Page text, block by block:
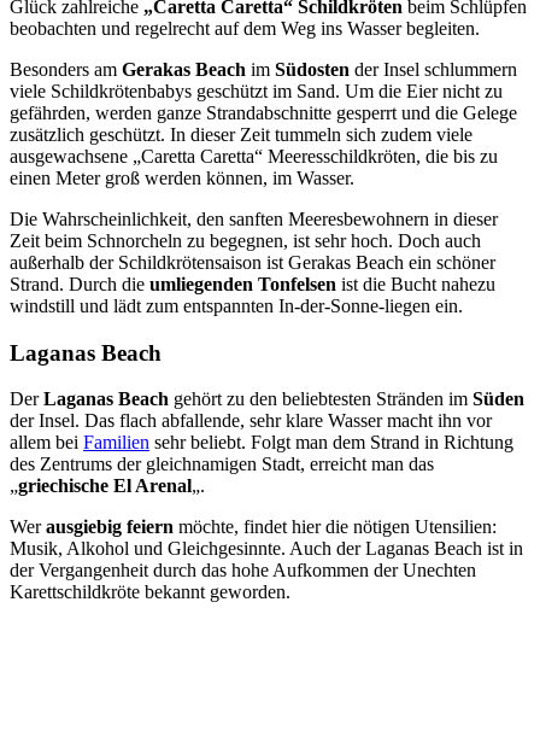
Glück zahlreiche „Caretta Caretta“ Schildkröten beim Schlüpfen
beobachten und regelrecht auf dem Weg ins Wasser begleiten.
Besonders am Gerakas Beach im Südosten der Insel schlummern
viele Schildkrötenbabys geschützt im Sand. Um die Eier nicht zu
gefährden, werden ganze Strandabschnitte gesperrt und die Gelege
zusätzlich geschützt. In dieser Zeit tummeln sich zudem viele
ausgewachsene „Caretta Caretta“ Meeresschildkröten, die bis zu
einen Meter groß werden können, im Wasser.
Die Wahrscheinlichkeit, den sanften Meeresbewohnern in dieser
Zeit beim Schnorcheln zu begegnen, ist sehr hoch. Doch auch
außerhalb der Schildkrötensaison ist Gerakas Beach ein schöner
Strand. Durch die umliegenden Tonfelsen ist die Bucht nahezu
windstill und lädt zum entspannten In-der-Sonne-liegen ein.
Laganas Beach
DerLaganas Beach gehört zu den beliebtesten Stränden im Süden
der Insel. Das flach abfallende, sehr klare Wasser macht ihn vor
allem bei Familien sehr beliebt. Folgt man dem Strand in Richtung
des Zentrums der gleichnamigen Stadt, erreicht man das
„griechische El Arenal„.
Werausgiebig feiern möchte, findet hier die nötigen Utensilien:
Musik, Alkohol und Gleichgesinnte. Auch der Laganas Beach ist in
der Vergangenheit durch das hohe Aufkommen der Unechten
Karettschildkröte bekannt geworden.